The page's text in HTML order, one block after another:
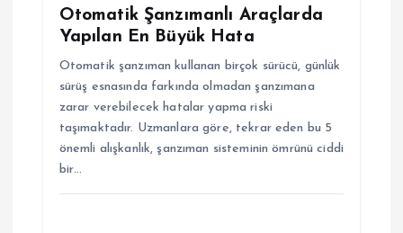
Otomatik Şanzımanlı Araçlarda
Yapılan En Büyük Hata
Otomatik şanzıman kullanan birçok sürücü, günlük
sürüş esnasında farkında olmadan şanzımana
zarar verebilecek hatalar yapma riski
taşımaktadır. Uzmanlara göre, tekrar eden bu 5
önemli alışkanlık, şanzıman sisteminin ömrünü ciddi
bir…